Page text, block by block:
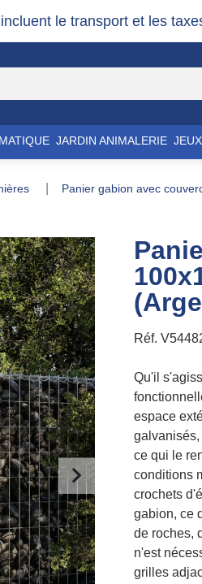
le transport et les
JARDIN ANIMALERIE JEUX
panier gabion avec
Réf.
Qu'il
espace
galvanisés,
ce qui le
conditions
crochets
gabion, ce
de roches,
n'est
grilles